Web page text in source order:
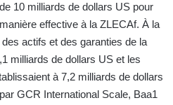
10 milliards de dollars US pour
effective à la ZLECAf. À la
actifs et des garanties de la
milliards de dollars US et les
à 7,2 milliards de dollars
GCR International Scale, Baa1